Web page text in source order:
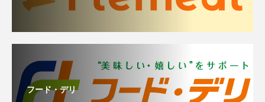
フード・デリ